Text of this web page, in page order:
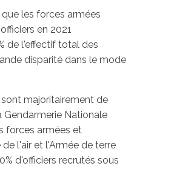
les forces armées
en 2021
de l'effectif total des
disparité dans le mode
sont majoritairement de
Gendarmerie Nationale
forces armées et
l'air et l'Armée de terre
d'officiers recrutés sous